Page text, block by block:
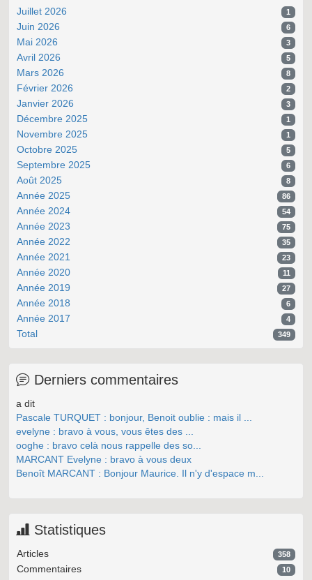
Juillet 2026 1
Juin 2026 6
Mai 2026 3
Avril 2026 5
Mars 2026 8
Février 2026 2
Janvier 2026 3
Décembre 2025 1
Novembre 2025 1
Octobre 2025 5
Septembre 2025 6
Août 2025 8
Année 2025 86
Année 2024 54
Année 2023 75
Année 2022 35
Année 2021 23
Année 2020 11
Année 2019 27
Année 2018 6
Année 2017 4
Total 349
Derniers commentaires
a dit
Pascale TURQUET : bonjour, Benoit oublie : mais il ...
evelyne : bravo à vous, vous êtes des ...
ooghe : bravo celà nous rappelle des so...
MARCANT Evelyne : bravo à vous deux
Benoît MARCANT : Bonjour Maurice. Il n'y d'espace m...
Statistiques
Articles 358
Commentaires 10